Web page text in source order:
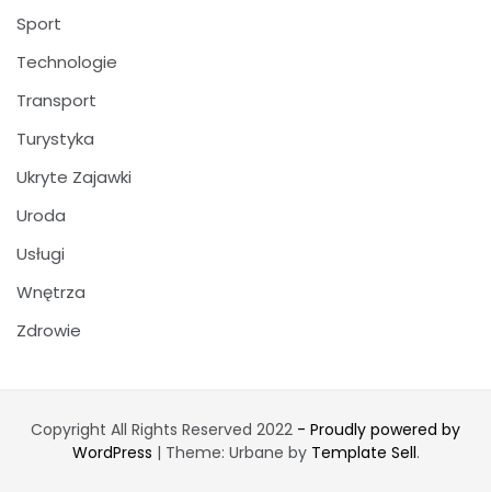
Sport
Technologie
Transport
Turystyka
Ukryte Zajawki
Uroda
Usługi
Wnętrza
Zdrowie
Copyright All Rights Reserved 2022 - Proudly powered by
WordPress | Theme: Urbane by Template Sell.